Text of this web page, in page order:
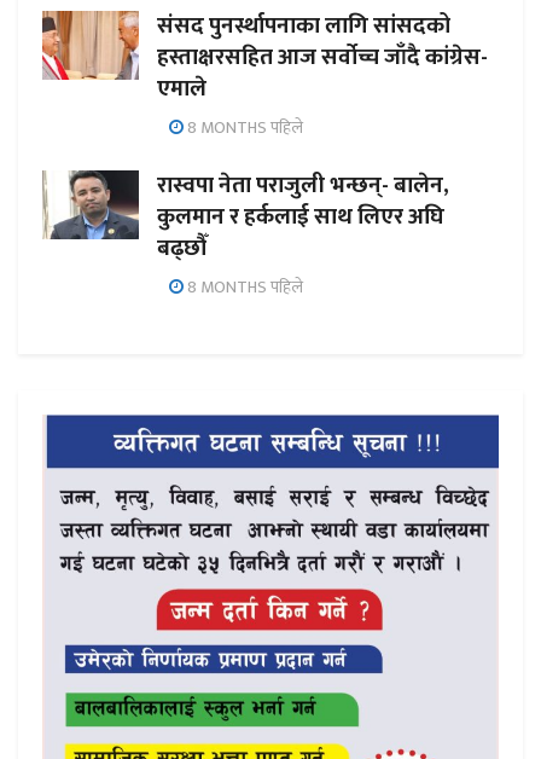
संसद पुनर्स्थापनाका लागि सांसदको
हस्ताक्षरसहित आज सर्वोच्च जाँदै कांग्रेस-
एमाले
8 MONTHS पहिले
रास्वपा नेता पराजुली भन्छन्- बालेन,
कुलमान र हर्कलाई साथ लिएर अघि
बढ्छौँ
8 MONTHS पहिले